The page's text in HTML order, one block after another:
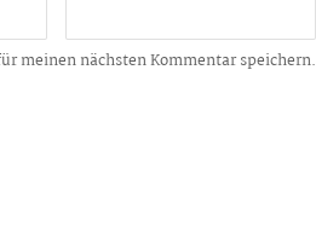
meinen nächsten Kommentar speichern.